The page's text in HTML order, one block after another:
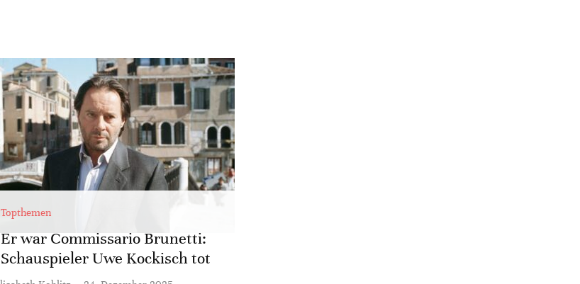
Topthemen
Er war Commissario Brunetti:
Schauspieler Uwe Kockisch tot